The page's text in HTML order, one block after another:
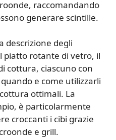
raccomandando
generare scintille.
descrizione degli
piatto rotante di vetro, il
cottura, ciascuno con
e come utilizzarli
ottimali. La
è particolarmente
croccanti i cibi grazie
e grill.